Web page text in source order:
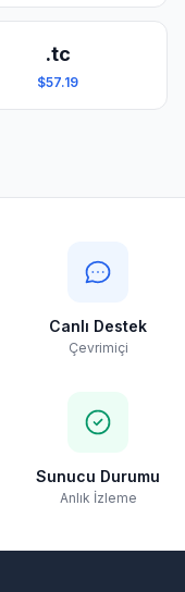
.tc
$57.19
Canlı Destek
Çevrimiçi
Sunucu Durumu
Anlık İzleme